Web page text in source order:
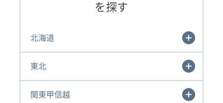
を探す
北海道
東北
関東甲信越